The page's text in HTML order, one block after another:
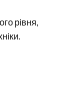
рівня,